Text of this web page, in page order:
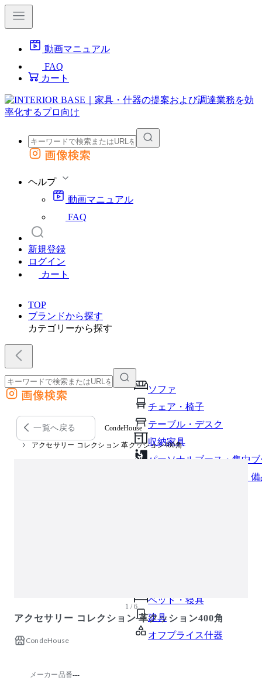
動画マニュアル
FAQ
カート
外部サイトの商品をカートに追加
画像検索
ヘルプ
動画マニュアル
FAQ
新規登録
ログイン
カート
TOP
ブランドから探す
カテゴリーから探す
ソファ
チェア・椅子
テーブル・デスク
収納家具
パーソナルブース・集中
オフィスアクセサリー・
ベッド・寝具
建具
オフプライス什器
外部サイトの商品をカートに追加
他のサイトで見つけた商品ページのURLを貼り付けて、カートに追加できます
画像検索
一覧へ戻る CondeHouse
アクセサリー コレクション 革クッション400角
1 / 6
アクセサリー コレクション 革クッション400角
CondeHouse
メーカー品番---